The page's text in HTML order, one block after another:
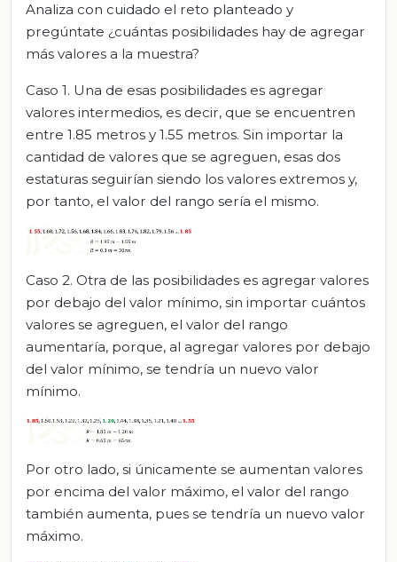
Analiza con cuidado el reto planteado y
pregúntate ¿cuántas posibilidades hay de agregar
más valores a la muestra?
Caso 1. Una de esas posibilidades es agregar
valores intermedios, es decir, que se encuentren
entre 1.85 metros y 1.55 metros. Sin importar la
cantidad de valores que se agreguen, esas dos
estaturas seguirían siendo los valores extremos y,
por tanto, el valor del rango sería el mismo.
Caso 2. Otra de las posibilidades es agregar valores
por debajo del valor mínimo, sin importar cuántos
valores se agreguen, el valor del rango
aumentaría, porque, al agregar valores por debajo
del valor mínimo, se tendría un nuevo valor
mínimo.
Por otro lado, si únicamente se aumentan valores
por encima del valor máximo, el valor del rango
también aumenta, pues se tendría un nuevo valor
máximo.